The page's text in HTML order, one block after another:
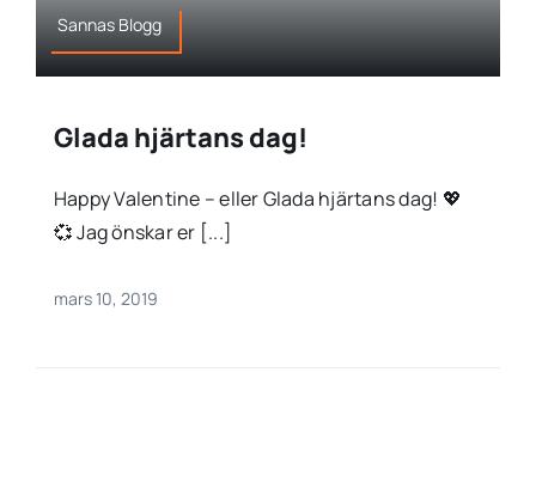
Sannas Blogg
Glada hjärtans dag!
Happy Valentine – eller Glada hjärtans dag! 💖
💞 Jag önskar er [...]
mars 10, 2019